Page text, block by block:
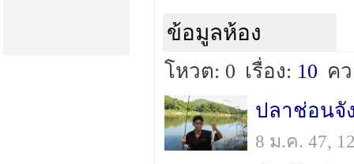
ข้อมูลห้อง
โหวต: 0 เรื่อง: 10 ค
ปลาช่อนจั
8 ม.ค. 47,